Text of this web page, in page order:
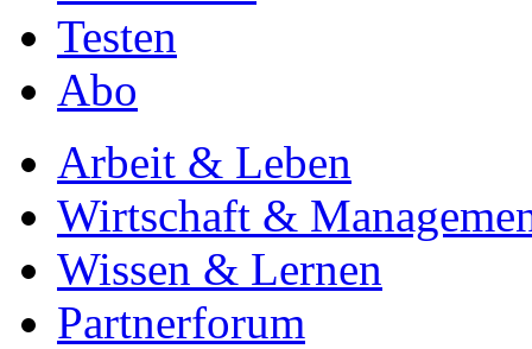
Testen
Abo
Arbeit & Leben
Wirtschaft &
Wissen & Lernen
Partnerforum